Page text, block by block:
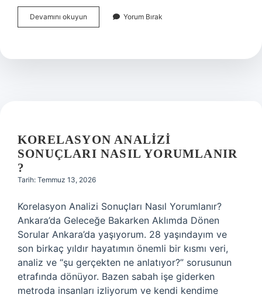
Devamını okuyun Korelasyon
analizi
yorumlanır
Yorum Bırak
KORELASYON ANALIZI
SONUÇLARI NASIL YORUMLANIR
?
Tarih: Temmuz 13, 2026
Korelasyon Analizi Sonuçları Nasıl Yorumlanır?
Ankara’da Geleceğe Bakarken Aklımda Dönen
Sorular Ankara’da yaşıyorum. 28 yaşındayım ve
son birkaç yıldır hayatımın önemli bir kısmı veri,
analiz ve “şu gerçekten ne anlatıyor?” sorusunun
etrafında dönüyor. Bazen sabah işe giderken
metroda insanları izliyorum ve kendi kendime